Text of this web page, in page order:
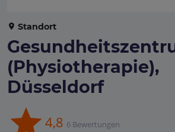
Standort
(Physiotherapie),
Düsseldorf
4,8 6 Bewertungen